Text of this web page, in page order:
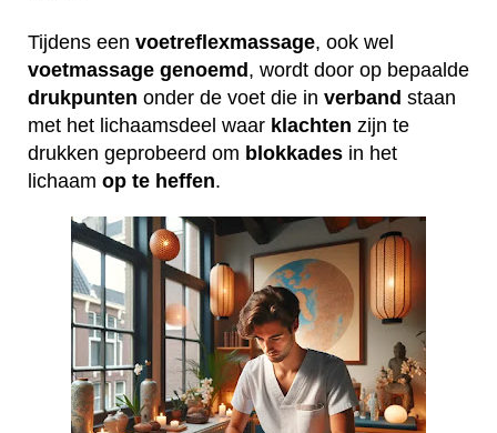
Tijdens een voetreflexmassage, ook wel
voetmassage genoemd , wordt door op bepaalde
drukpunten onder de voet die in verband staan
met het lichaamsdeel waar klachten zijn te
drukken geprobeerd om blokkades in het
lichaam op te heffen.